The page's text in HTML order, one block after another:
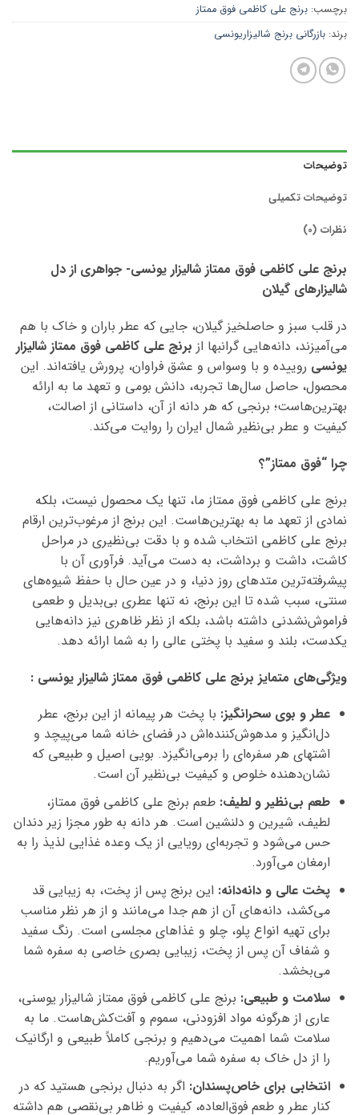
برچسب: برنج علی کاظمی فوق ممتاز
برند: بازرگانی برنج شالیزاریونسی
توضیحات
توضیحات تکمیلی
نظرات (0)
برنج علی کاظمی فوق ممتاز شالیزار یونسی- جواهری از دل
شالیزارهای گیلان
در قلب سبز و حاصلخیز گیلان، جایی که عطر باران و خاک با هم
می‌آمیزند، دانه‌هایی گرانبها از برنج علی کاظمی فوق ممتاز شالیزار
یونسی روییده و با وسواس و عشق فراوان، پرورش یافته‌اند. این
محصول، حاصل سال‌ها تجربه، دانش بومی و تعهد ما به ارائه
بهترین‌هاست؛ برنجی که هر دانه از آن، داستانی از اصالت،
کیفیت و عطر بی‌نظیر شمال ایران را روایت می‌کند.
چرا “فوق ممتاز”؟
برنج علی کاظمی فوق ممتاز ما، تنها یک محصول نیست، بلکه
نمادی از تعهد ما به بهترین‌هاست. این برنج از مرغوب‌ترین ارقام
برنج علی کاظمی انتخاب شده و با دقت بی‌نظیری در مراحل
کاشت، داشت و برداشت، به دست می‌آید. فرآوری آن با
پیشرفته‌ترین متدهای روز دنیا، و در عین حال با حفظ شیوه‌های
سنتی، سبب شده تا این برنج، نه تنها عطری بی‌بدیل و طعمی
فراموش‌نشدنی داشته باشد، بلکه از نظر ظاهری نیز دانه‌هایی
یکدست، بلند و سفید با پختی عالی را به شما ارائه دهد.
ویژگی‌های متمایز برنج علی کاظمی فوق ممتاز شالیزار یونسی :
عطر و بوی سحرانگیز: با پخت هر پیمانه از این برنج، عطر
دل‌انگیز و مدهوش‌کننده‌اش در فضای خانه شما می‌پیچد و
اشتهای هر سفره‌ای را برمی‌انگیزد. بویی اصیل و طبیعی که
نشان‌دهنده خلوص و کیفیت بی‌نظیر آن است.
طعم بی‌نظیر و لطیف: طعم برنج علی کاظمی فوق ممتاز،
لطیف، شیرین و دلنشین است. هر دانه به طور مجزا زیر دندان
حس می‌شود و تجربه‌ای رویایی از یک وعده غذایی لذیذ را به
ارمغان می‌آورد.
پخت عالی و دانه‌دانه: این برنج پس از پخت، به زیبایی قد
می‌کشد، دانه‌های آن از هم جدا می‌مانند و از هر نظر مناسب
برای تهیه انواع پلو، چلو و غذاهای مجلسی است. رنگ سفید
و شفاف آن پس از پخت، زیبایی بصری خاصی به سفره شما
می‌بخشد.
سلامت و طبیعی: برنج علی کاظمی فوق ممتاز شالیزار یوسنی،
عاری از هرگونه مواد افزودنی، سموم و آفت‌کش‌هاست. ما به
سلامت شما اهمیت می‌دهیم و برنجی کاملاً طبیعی و ارگانیک
را از دل خاک به سفره شما می‌آوریم.
انتخابی برای خاص‌پسندان: اگر به دنبال برنجی هستید که در
کنار عطر و طعم فوق‌العاده، کیفیت و ظاهر بی‌نقصی هم داشته